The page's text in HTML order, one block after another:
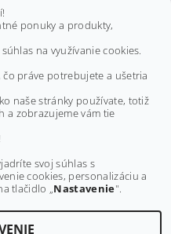
ZAISŤOVACIE PÁSKY
položke.
ponuky a produkty,
na využívanie cookies.
práve potrebujete a ušetria
naše stránky používate, totiž
a zobrazujeme vám tie
svoj súhlas s
cookies, personalizáciu a
tlačidlo „Nastavenie".